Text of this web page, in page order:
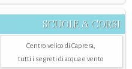
SCUOLE & CORSI
Centro velico di Caprera,
tutti i segreti di acqua e vento